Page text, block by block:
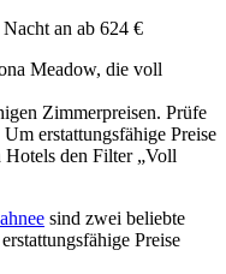
an ab 624 €
Meadow, die voll
Zimmerpreisen. Prüfe
erstattungsfähige Preise
Hotels den Filter „Voll
sind zwei beliebte
Preise